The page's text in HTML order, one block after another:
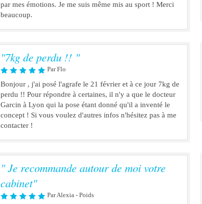
par mes émotions. Je me suis même mis au sport ! Merci
beaucoup.
"7kg de perdu !! "
Par Flo
Bonjour , j'ai posé l'agrafe le 21 février et à ce jour 7kg de
perdu !! Pour répondre à certaines, il n'y a que le docteur
Garcin à Lyon qui la pose étant donné qu'il a inventé le
concept ! Si vous voulez d'autres infos n'hésitez pas à me
contacter !
" Je recommande autour de moi votre
cabinet"
Par Alexia - Poids